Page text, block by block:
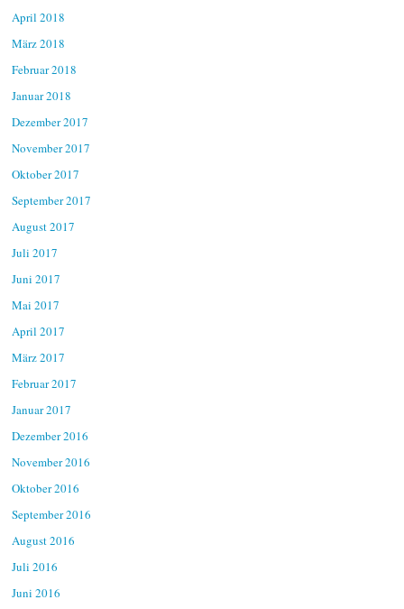
April 2018
März 2018
Februar 2018
Januar 2018
Dezember 2017
November 2017
Oktober 2017
September 2017
August 2017
Juli 2017
Juni 2017
Mai 2017
April 2017
März 2017
Februar 2017
Januar 2017
Dezember 2016
November 2016
Oktober 2016
September 2016
August 2016
Juli 2016
Juni 2016